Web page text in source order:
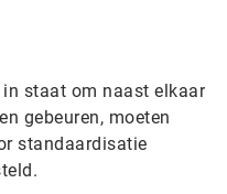
staat om naast elkaar
gebeuren, moeten
standaardisatie